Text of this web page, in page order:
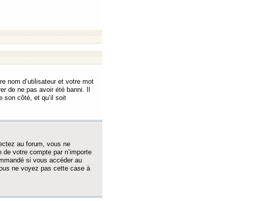
nom d’utilisateur et votre mot
de ne pas avoir été banni. Il
son côté, et qu’il soit
au forum, vous ne
votre compte par n’importe
si vous accéder au
ne voyez pas cette case à